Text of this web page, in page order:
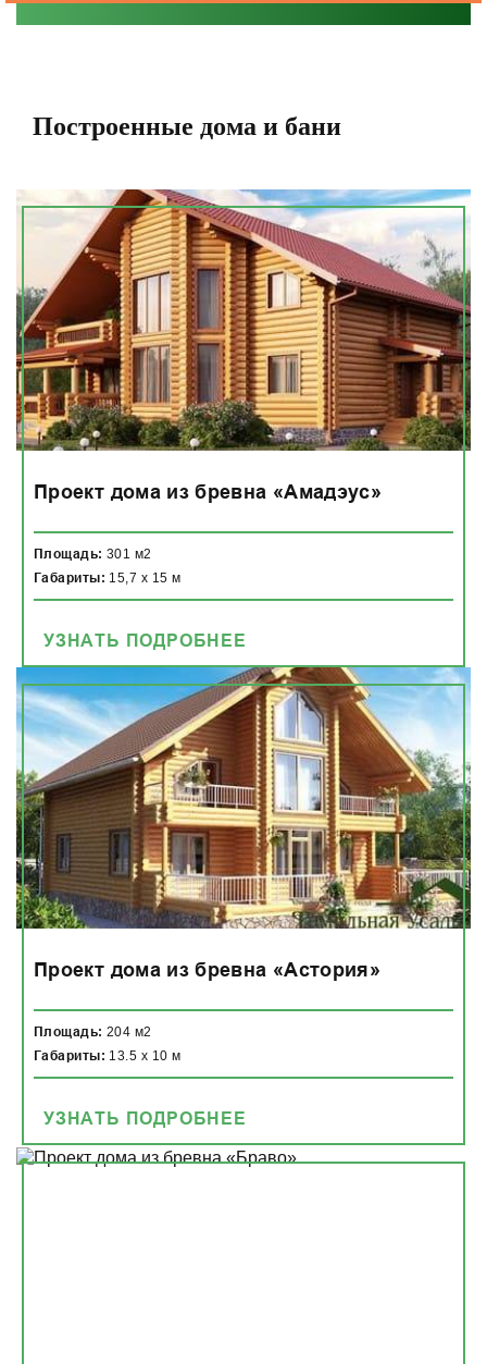
Построенные дома и бани
Проект дома из бревна «Амадэус»
Площадь: 301 м2
Габариты: 15,7 x 15 м
УЗНАТЬ ПОДРОБНЕЕ
Проект дома из бревна «Астория»
Площадь: 204 м2
Габариты: 13.5 x 10 м
УЗНАТЬ ПОДРОБНЕЕ